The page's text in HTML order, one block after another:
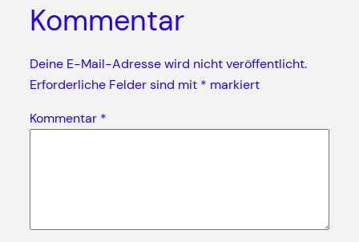
Kommentar
Deine E-Mail-Adresse wird nicht veröffentlicht.
Erforderliche Felder sind mit * markiert
Kommentar *